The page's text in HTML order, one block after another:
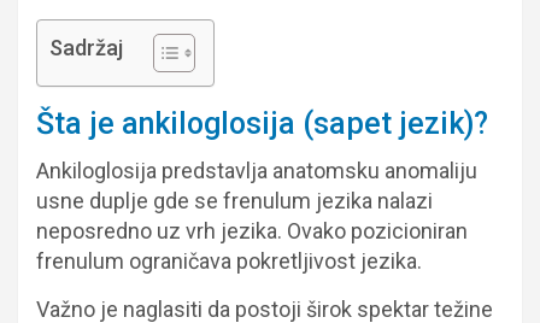
Sadržaj
Šta je ankiloglosija (sapet jezik)?
Ankiloglosija predstavlja anatomsku anomaliju
usne duplje gde se frenulum jezika nalazi
neposredno uz vrh jezika. Ovako pozicioniran
frenulum ograničava pokretljivost jezika.
Važno je naglasiti da postoji širok spektar težine